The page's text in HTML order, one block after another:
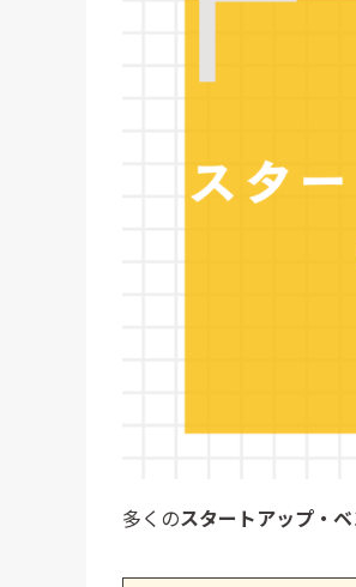
リファラル採用
ダイレクトリクルーテ
ビズリーチ
多くのスタートアップ・